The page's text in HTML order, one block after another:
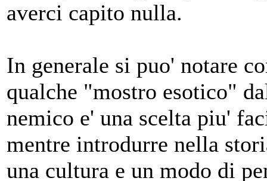
averci capito nulla.
In generale si puo' notare
qualche "mostro esotico"
nemico e' una scelta piu'
mentre introdurre nella
una cultura e un modo di